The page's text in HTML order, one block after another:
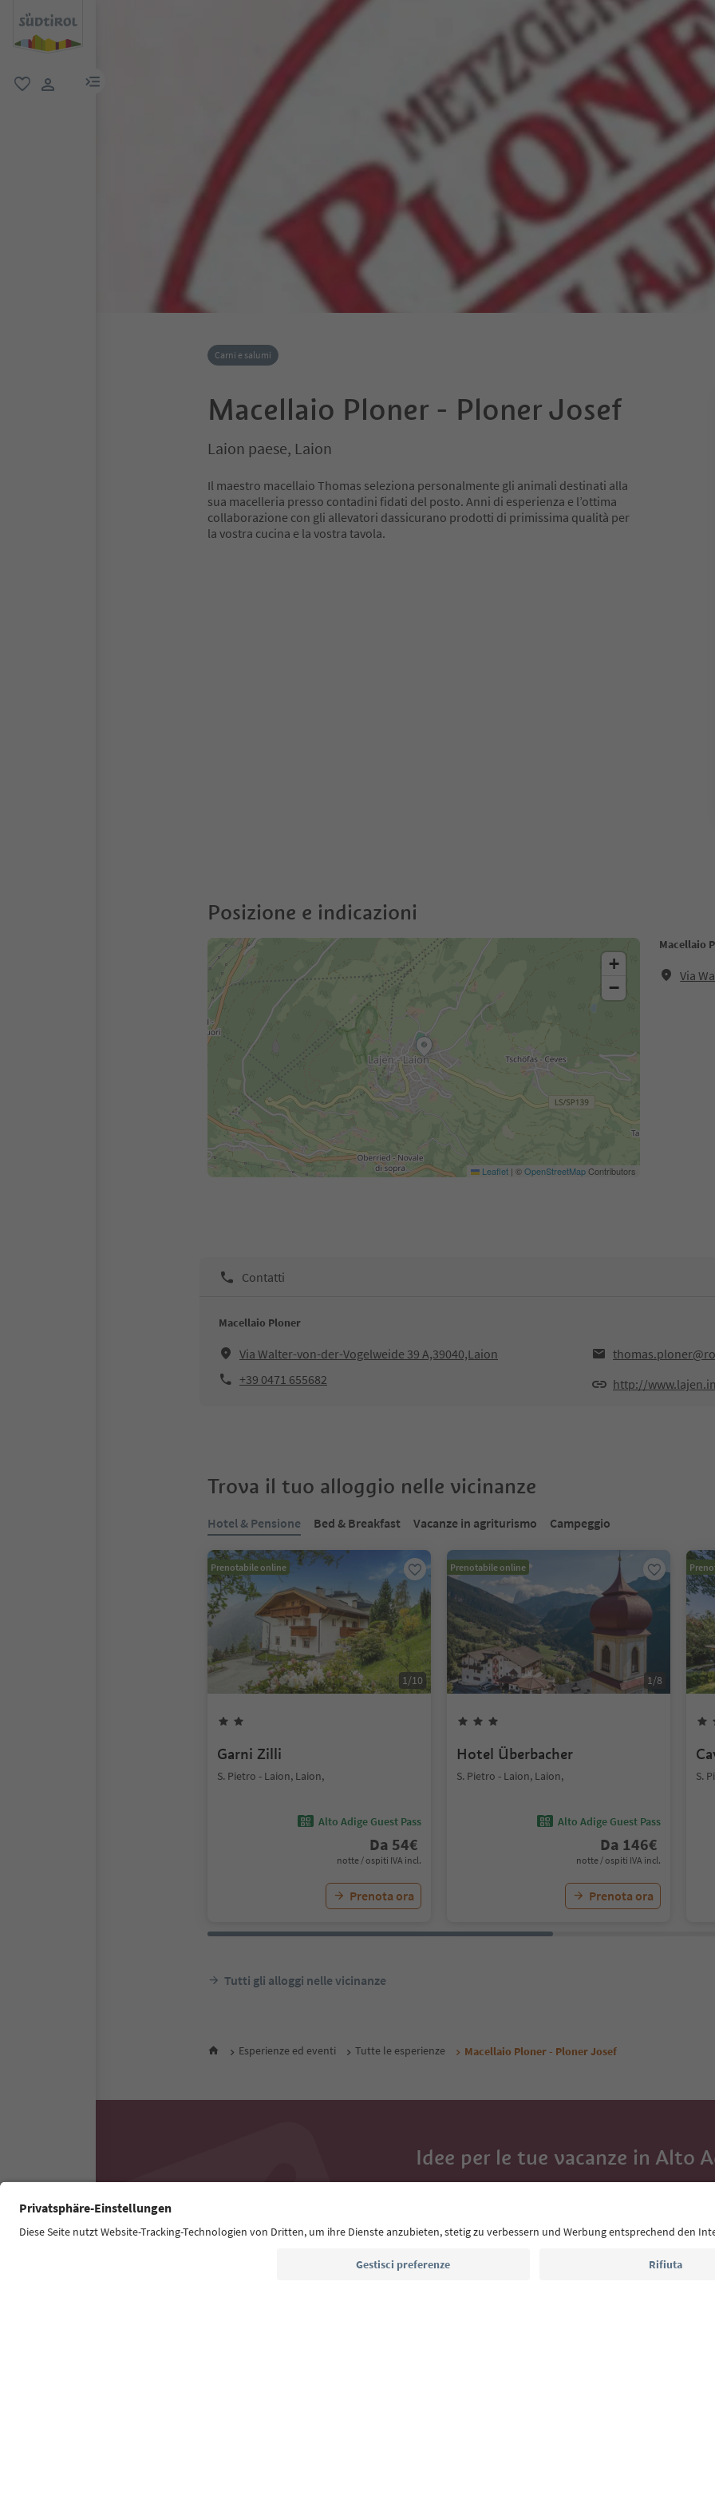
menu link
Carni e salumi
Macellaio Ploner - Ploner Josef
Laion paese, Laion
Il maestro macellaio Thomas seleziona personalmente gli animali destinati alla
sua macelleria presso contadini fidati del posto. Anni di esperienza e l’ottima
collaborazione con gli allevatori dassicurano prodotti di primissima qualità per
la vostra cucina e la vostra tavola.
Posizione e indicazioni
Macellaio
Via
+
−
Leaflet | ©OpenStreetMapContributors
Contatti
Macellaio Ploner
Via Walter-von-der-Vogelweide 39 A,39040,Laion
+39 0471 655682
http://
Trova il tuo alloggio nelle vicinanze
Hotel & Pensione Bed & Breakfast Vacanze in agriturismo Campeggio
Prenotabile online
1/10
Garni Zilli
S. Pietro - Laion, Laion,
Alto Adige Guest Pass
Da 54€
notte / ospiti IVA incl.
Prenota ora
Prenotabile online
1/8
Hotel Überbacher
S. Pietro - Laion, Laion,
Alto Adige Guest Pass
Da 146€
notte / ospiti IVA incl.
Prenota ora
S.
Tutti gli alloggi nelle vicinanze
Esperienze ed eventi Tutte le esperienze Macellaio Ploner - Ploner Josef
Idee per le tue vacanze in Alto
Indirizzo e-mail*